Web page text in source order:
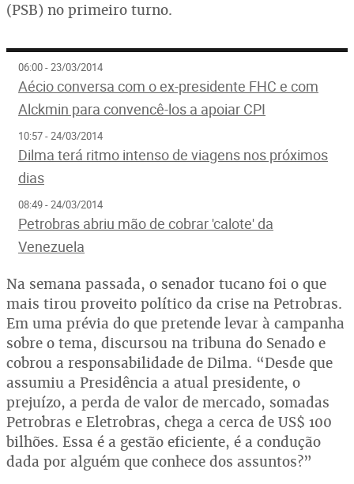
(PSB) no primeiro turno.
06:00 - 23/03/2014
Aécio conversa com o ex-presidente FHC e com
Alckmin para convencê-los a apoiar CPI
10:57 - 24/03/2014
Dilma terá ritmo intenso de viagens nos próximos
dias
08:49 - 24/03/2014
Petrobras abriu mão de cobrar 'calote' da
Venezuela
Na semana passada, o senador tucano foi o que
mais tirou proveito político da crise na Petrobras.
Em uma prévia do que pretende levar à campanha
sobre o tema, discursou na tribuna do Senado e
cobrou a responsabilidade de Dilma. “Desde que
assumiu a Presidência a atual presidente, o
prejuízo, a perda de valor de mercado, somadas
Petrobras e Eletrobras, chega a cerca de US$ 100
bilhões. Essa é a gestão eficiente, é a condução
dada por alguém que conhece dos assuntos?”